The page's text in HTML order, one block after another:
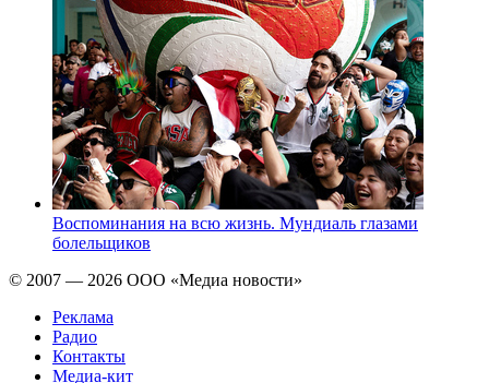
Воспоминания на всю жизнь. Мундиаль глазами
болельщиков
© 2007 — 2026 ООО «Медиа новости»
Реклама
Радио
Контакты
Медиа-кит